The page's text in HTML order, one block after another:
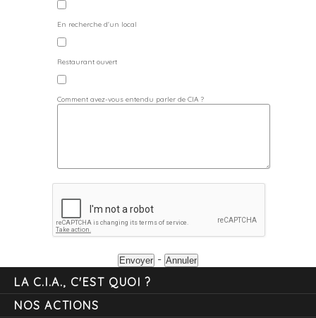
En recherche d'un local
Restaurant ouvert
Comment avez-vous entendu parler de CIA ?
-
LA C.I.A., C'EST QUOI ?
NOS ACTIONS